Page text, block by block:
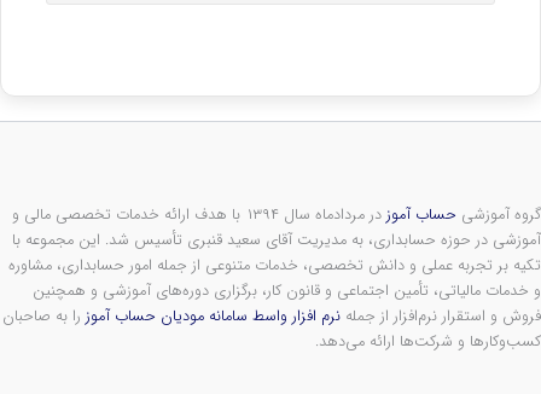
گروه آموزشی حساب آموز
در مردادماه سال ۱۳۹۴ با هدف ارائه خدمات تخصصی مالی و
آموزشی در حوزه حسابداری، به مدیریت آقای سعید قنبری تأسیس شد. این مجموعه با
تکیه بر تجربه عملی و دانش تخصصی، خدمات متنوعی از جمله امور حسابداری، مشاوره
و خدمات مالیاتی، تأمین اجتماعی و قانون کار، برگزاری دوره‌های آموزشی و همچنین
فروش و استقرار نرم‌افزار از جمله نرم افزار واسط سامانه مودیان حساب آموزرا به صاحبان
کسب‌وکارها و شرکت‌ها ارائه می‌دهد.